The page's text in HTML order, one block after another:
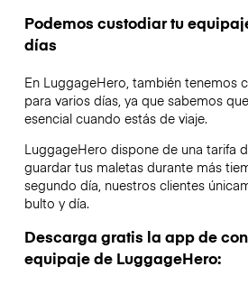
Podemos custodiar tu
días
En LuggageHero, también tenemos
para varios días, ya que sabemos
esencial cuando estás de viaje.
LuggageHero dispone de una tarifa
guardar tus maletas durante más
segundo día, nuestros clientes
bulto y día.
Descarga gratis la app de
equipaje de LuggageHero: